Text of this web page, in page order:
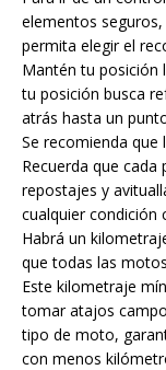
elementos
permita elegir el
Mantén tu posición
tu posición busca
atrás hasta un
Se recomienda
Recuerda que
repostajes y
cualquier condición
Habrá un
que todas las
Este kilometraje
tomar atajos
tipo de moto,
con menos